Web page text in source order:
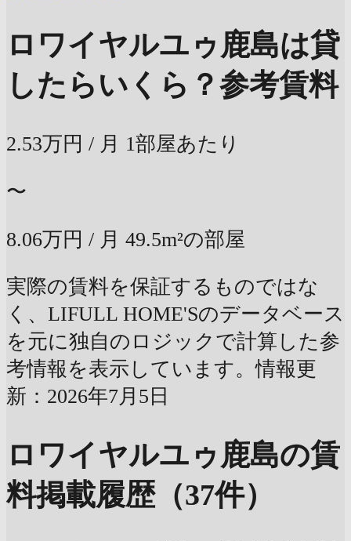
ロワイヤルユゥ鹿島は貸
したらいくら？参考賃料
2.53万円 / 月 1部屋あたり
〜
8.06万円 / 月 49.5m²の部屋
実際の賃料を保証するものではな
く、LIFULL HOME'Sのデータベース
を元に独自のロジックで計算した参
考情報を表示しています。情報更
新：2026年7月5日
ロワイヤルユゥ鹿島の賃
料掲載履歴（37件）